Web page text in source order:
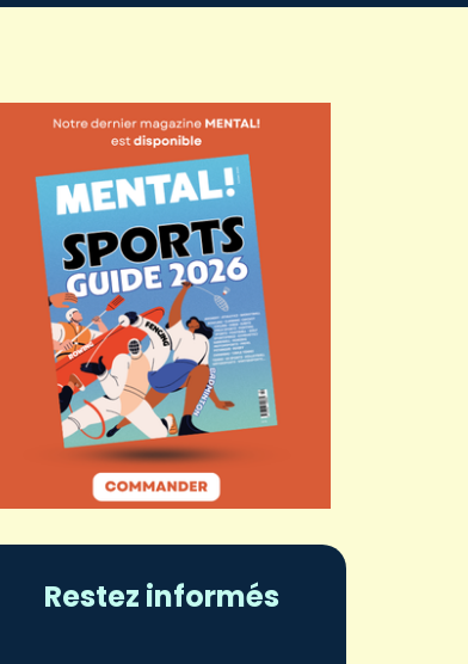
Restez informés